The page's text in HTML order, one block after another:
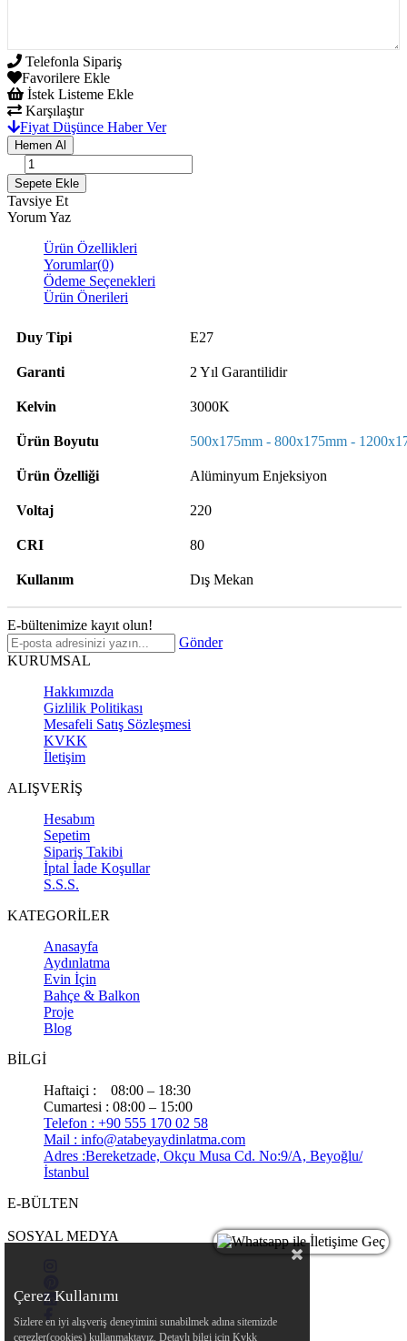
Telefonla Sipariş
Favorilere Ekle
İstek Listeme Ekle
Karşılaştır
Fiyat Düşünce Haber Ver
Tavsiye Et
Yorum Yaz
Ürün Özellikleri
Yorumlar(0)
Ödeme Seçenekleri
Ürün Önerileri
Duy Tipi E27
Garanti 2 Yıl Garantilidir
Kelvin 3000K
Ürün Boyutu 500x175mm - 800x175mm -
Ürün Özelliği Alüminyum Enjeksiyon
Voltaj 220
CRI 80
Kullanım Dış Mekan
E-bültenimize kayıt olun!
Gönder
KURUMSAL
Hakkımızda
Gizlilik Politikası
Mesafeli Satış Sözleşmesi
KVKK
İletişim
ALIŞVERİŞ
Hesabım
Sepetim
Sipariş Takibi
İptal İade Koşullar
S.S.S.
KATEGORİLER
Anasayfa
Aydınlatma
Evin İçin
Bahçe & Balkon
Proje
Blog
BİLGİ
Haftaiçi : 08:00 – 18:30
Cumartesi : 08:00 – 15:00
Telefon : +90 555 170 02 58
Mail : info@atabeyaydinlatma.com
Adres :Bereketzade, Okçu Musa Cd. No:9/A, Beyoğlu/
İstanbul
E-BÜLTEN
SOSYAL MEDYA
Çerez Kullanımı
Sizlere en iyi alışveriş deneyimini sunabilmek adına sitemizde
çerezler(cookies) kullanmaktayız. Detaylı bilgi için Kvkk